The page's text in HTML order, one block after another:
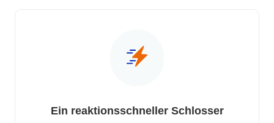
Ein reaktionsschneller Schlosser